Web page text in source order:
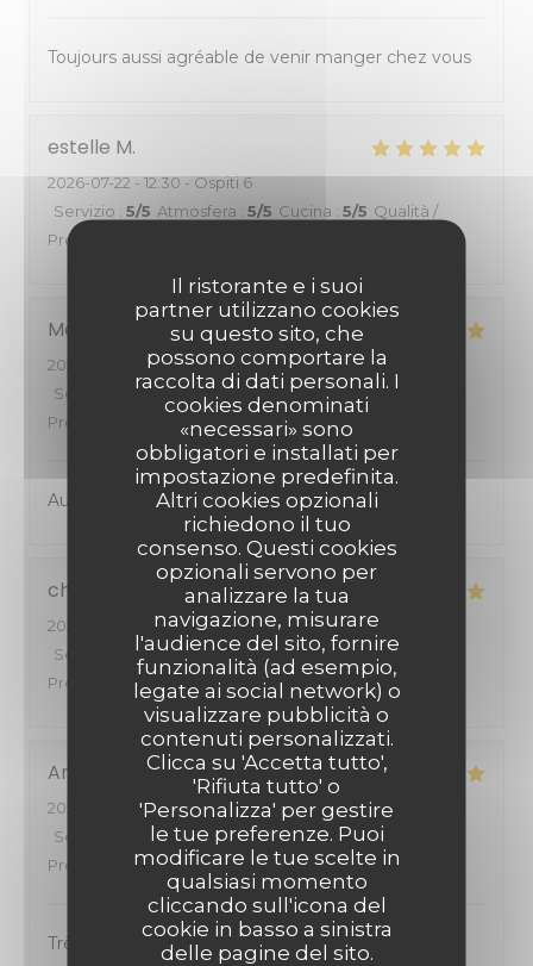
Il ristorante e i suoi
partner utilizzano cookies
su questo sito, che
possono comportare la
raccolta di dati personali. I
cookies denominati
«necessari» sono
obbligatori e installati per
impostazione predefinita.
Altri cookies opzionali
richiedono il tuo
consenso. Questi cookies
opzionali servono per
analizzare la tua
navigazione, misurare
l'audience del sito, fornire
funzionalità (ad esempio,
legate ai social network) o
visualizzare pubblicità o
contenuti personalizzati.
Clicca su 'Accetta tutto',
'Rifiuta tutto' o
'Personalizza' per gestire
le tue preferenze. Puoi
modificare le tue scelte in
qualsiasi momento
cliccando sull'icona del
cookie in basso a sinistra
delle pagine del sito.
Toujours aussi agréable de venir manger chez vous
estelle M
2026-07-22- 12:30 - Ospiti 6
Servizio : 5/5 Atmosfera : 5/5 Cucina : 5/5 Qualità /
Prezzo
Mélanie
2026-07-17
- 12:30 - Ospiti 2
Servizio
/5 Atmosfera: 5/5 Cucina:5 /5 Qualità /
Prezzo
Au top comme toujours
christine
2026-07-14
- 12:30 - Ospiti 5
Servizio
/5 Atmosfera: 5/5 Cucina : 5/5
Qualità /
Prezzo
/5
Anissa
2026-07-07
- 19:00 - Ospiti 2
Servizio
Atmosfera:5/5 Cucina 5/5 Qualità /
Prezzo
/5
Très bon service, bon accueil :)